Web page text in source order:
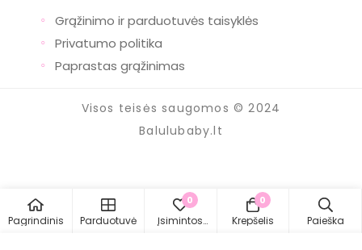
◦
Grąžinimo ir parduotuvės taisyklės
◦ Privatumo politika
◦ Paprastas grąžinimas
Visos teisės saugomos © 2024
Balulubaby.lt
Pagrindinis Parduotuvė
0
Įsimintos
0
Krepšelis Paieška